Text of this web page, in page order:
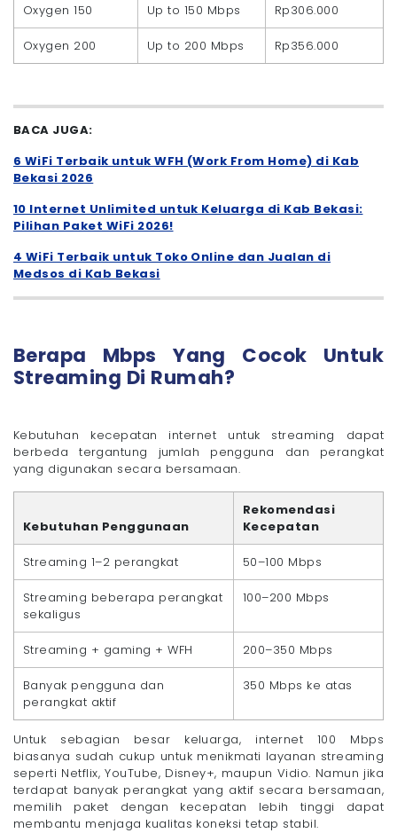
Oxygen 150 Up to 150 Mbps Rp306.000
Oxygen 200 Up to 200 Mbps Rp356.000
BACA JUGA:
6 WiFi Terbaik untuk WFH (Work From Home) di Kab
Bekasi 2026
10 Internet Unlimited untuk Keluarga di Kab Bekasi:
Pilihan Paket WiFi 2026!
4 WiFi Terbaik untuk Toko Online dan Jualan di
Medsos di Kab Bekasi
Berapa Mbps Yang Cocok Untuk
Streaming Di Rumah?
Kebutuhan kecepatan internet untuk streaming dapat
berbeda tergantung jumlah pengguna dan perangkat
yang digunakan secara bersamaan.
Kebutuhan Penggunaan
Rekomendasi
Kecepatan
Streaming 1–2 perangkat 50–100 Mbps
Streaming beberapa perangkat
sekaligus
100–200 Mbps
Streaming + gaming + WFH 200–350 Mbps
Banyak pengguna dan
perangkat aktif
350 Mbps ke atas
Untuk sebagian besar keluarga, internet 100 Mbps
biasanya sudah cukup untuk menikmati layanan streaming
seperti Netflix, YouTube, Disney+, maupun Vidio. Namun jika
terdapat banyak perangkat yang aktif secara bersamaan,
memilih paket dengan kecepatan lebih tinggi dapat
membantu menjaga kualitas koneksi tetap stabil.